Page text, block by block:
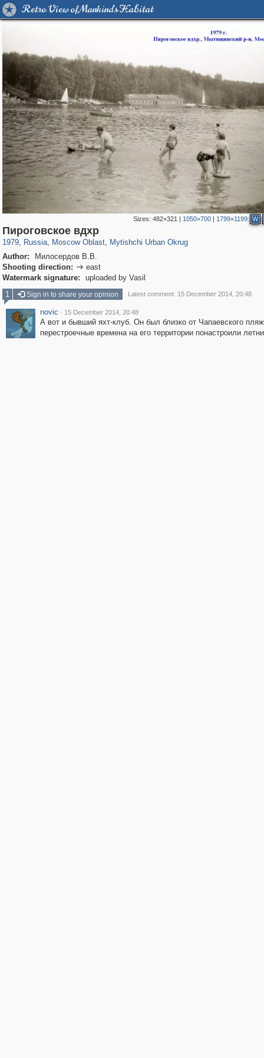
Retro View of Mankind's Habitat
Sizes: 482×321 | 1050×700| 1799×1199 W
Пироговское вдхр
1979, Russia
1,406,726 29,243
, Moscow Oblast
96,417 1,691
, Mytishchi Urban Okrug
Author:
Милосердов В.В.
Shooting direction:  east
Watermark signature:
uploaded by Vasil
1
Sign in to share your opinion Latest comment: 15 December 2014, 20:48
novic · 15 December 2014, 20:48
А вот и бывший яхт-клуб. Он был близко от Чапаевского
перестроечные времена на его территории понастроили